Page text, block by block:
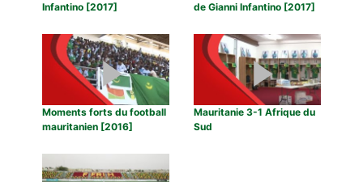
Infantino [2017]
de Gianni Infantino [2017]
Moments forts du football
mauritanien [2016]
Mauritanie 3-1 Afrique du
Sud